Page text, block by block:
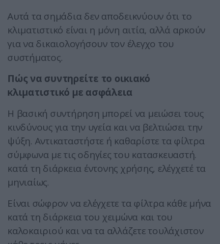
Αυτά τα σημάδια δεν αποδεικνύουν ότι το
κλιματιστικό είναι η μόνη αιτία, αλλά αρκούν
για να δικαιολογήσουν τον έλεγχο του
συστήματος.
Πώς να συντηρείτε το οικιακό
κλιματιστικό με ασφάλεια
Η βασική συντήρηση μπορεί να μειώσει τους
κινδύνους για την υγεία και να βελτιώσει την
ψύξη. Αντικαταστήστε ή καθαρίστε τα φίλτρα
σύμφωνα με τις οδηγίες του κατασκευαστή.
κατά τη διάρκεια έντονης χρήσης, ελέγχετέ τα
μηνιαίως.
Είναι σώφρον να ελέγχετε τα φίλτρα κάθε μήνα
κατά τη διάρκεια του χειμώνα και του
καλοκαιριού και να τα αλλάζετε τουλάχιστον